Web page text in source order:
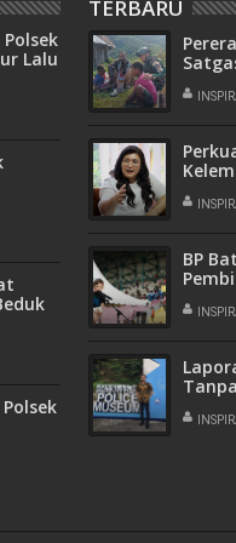
Lalu
TERBARU
Sakti
BP
Baja,